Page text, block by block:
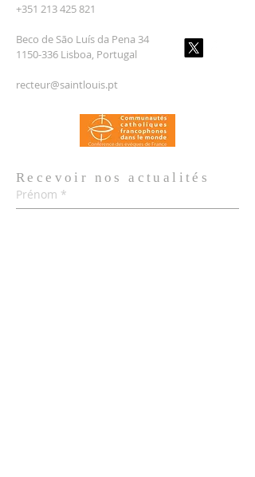
+351 213 425 821
Beco de São Luís da Pena 34
1150-336 Lisboa, Portugal
recteur@saintlouis.pt
Recevoir nosactualités
Prénom *